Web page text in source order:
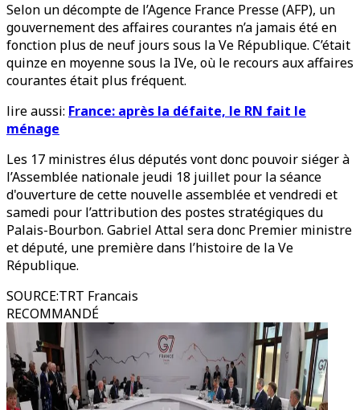
Selon un décompte de l’Agence France Presse (AFP), un
gouvernement des affaires courantes n’a jamais été en
fonction plus de neuf jours sous la Ve République. C’était
quinze en moyenne sous la IVe, où le recours aux affaires
courantes était plus fréquent.
lire aussi: France: après la défaite, le RN fait le
ménage
Les 17 ministres élus députés vont donc pouvoir siéger à
l’Assemblée nationale jeudi 18 juillet pour la séance
d'ouverture de cette nouvelle assemblée et vendredi et
samedi pour l’attribution des postes stratégiques du
Palais-Bourbon. Gabriel Attal sera donc Premier ministre
et député, une première dans l’histoire de la Ve
République.
SOURCE:TRT Francais
RECOMMANDÉ